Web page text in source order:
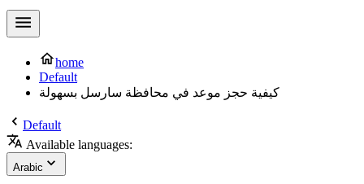
home
Default
كيفية حجز موعد في محافظة سارسل بسهولة
Default
Available languages:
Arabic